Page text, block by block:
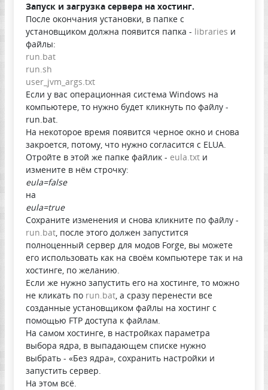
Запуск и загрузка сервера на хостинг.
После окончания установки, в папке с
установщиком должна появится папка - libraries и
файлы:
run.bat
run.sh
user_jvm_args.txt
Если у вас операционная система Windows на
компьютере, то нужно будет кликнуть по файлу -
run.bat.
На некоторое время появится черное окно и снова
закроется, потому, что нужно согласится с ELUA.
Отройте в этой же папке файлик - eula.txtи
измените в нём строчку:
eula=false
на
eula=true
Сохраните изменения и снова кликните по файлу -
run.bat, после этого должен запустится
полноценный сервер для модов Forge, вы можете
его использовать как на своём компьютере так и на
хостинге, по желанию.
Если же нужно запустить его на хостинге, то можно
не кликать по run.bat, а сразу перенести все
созданные установщиком файлы на хостинг с
помощью FTP доступа к файлам.
На самом хостинге, в настройках параметра
выбора ядра, в выпадающем списке нужно
выбрать - «‎Без ядра»‎, сохранить настройки и
запустить сервер.
На этом всё.